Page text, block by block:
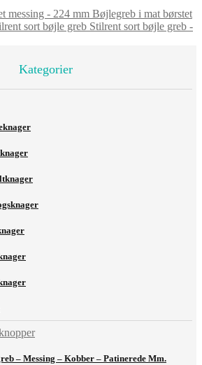
Bøjlegreb i mat børstet
Stilrent sort bøjle greb -
Kategorier
– Messing – Kobber – Patinerede Mm.